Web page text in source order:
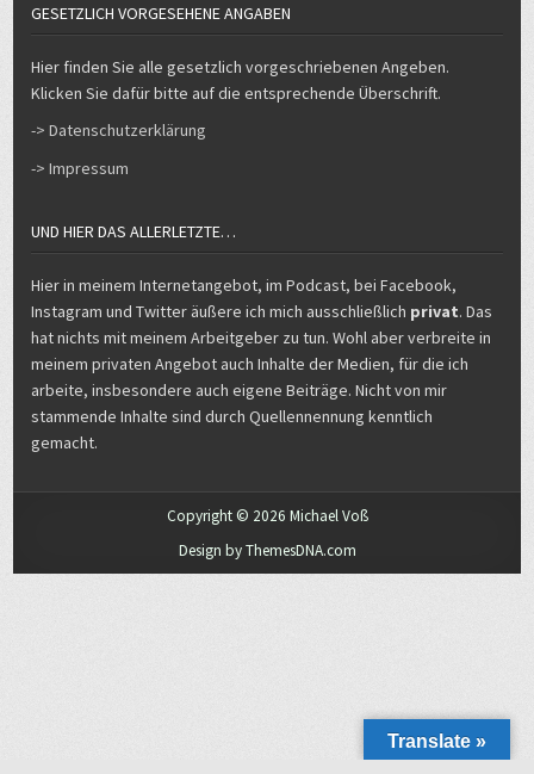
GESETZLICH VORGESEHENE ANGABEN
Hier finden Sie alle gesetzlich vorgeschriebenen Angeben.
Klicken Sie dafür bitte auf die entsprechende Überschrift.
-> Datenschutzerklärung
-> Impressum
UND HIER DAS ALLERLETZTE…
Hier in meinem Internetangebot, im Podcast, bei Facebook,
Instagram und Twitter äußere ich mich ausschließlich privat. Das
hat nichts mit meinem Arbeitgeber zu tun. Wohl aber verbreite in
meinem privaten Angebot auch Inhalte der Medien, für die ich
arbeite, insbesondere auch eigene Beiträge. Nicht von mir
stammende Inhalte sind durch Quellennennung kenntlich
gemacht.
Copyright © 2026 Michael Voß
Design by ThemesDNA.com
Translate »